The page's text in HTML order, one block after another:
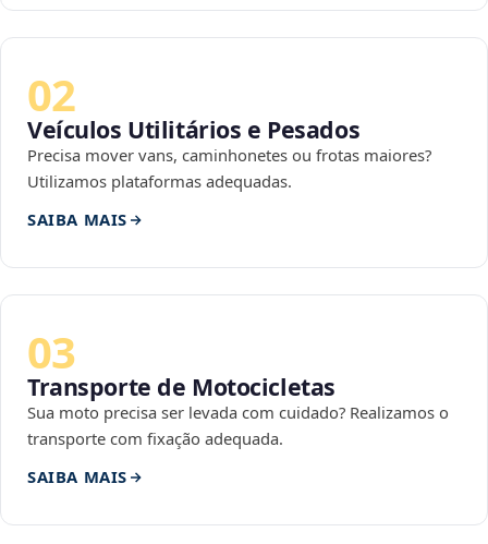
02
Veículos Utilitários e Pesados
Precisa mover vans, caminhonetes ou frotas maiores?
Utilizamos plataformas adequadas.
SAIBA MAIS
03
Transporte de Motocicletas
Sua moto precisa ser levada com cuidado? Realizamos o
transporte com fixação adequada.
SAIBA MAIS